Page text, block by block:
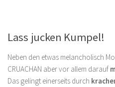
Lass jucken Kumpel!
Neben den etwas melancholisch
CRUACHAN aber vor allem darauf
Das gelingt einerseits durch